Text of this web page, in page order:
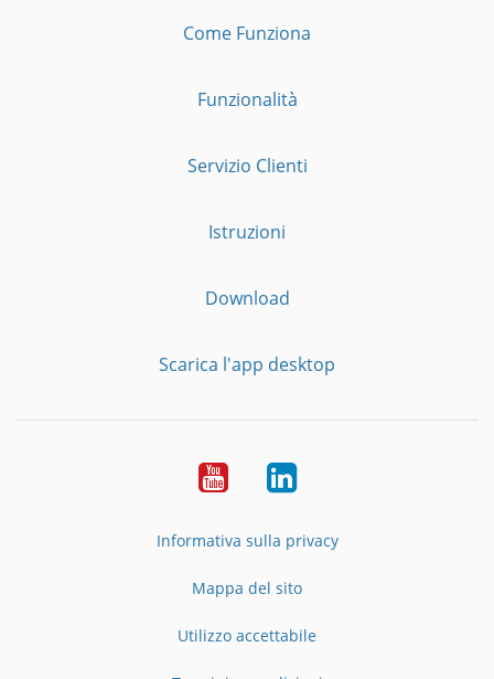
Come Funziona
Funzionalità
Servizio Clienti
Istruzioni
Download
Scarica l'app desktop
YouTubeLinkedIn
Informativa sulla privacy
Mappa del sito
Utilizzo accettabile